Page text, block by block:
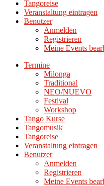
Tangoreise
Veranstaltung eintragen
Benutzer
Anmelden
Registrieren
Meine Events
Termine
Milonga
Traditional
NEO/NUEVO
Festival
Workshop
Tango Kurse
Tangomusik
Tangoreise
Veranstaltung eintragen
Benutzer
Anmelden
Registrieren
Meine Events